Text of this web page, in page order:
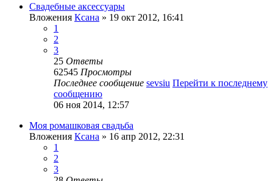
Свадебные аксессуары
Вложения Ксана » 19 окт 2012, 16:41
1
2
3
25 Ответы
62545 Просмотры
Последнее сообщение sevsiu Перейти к последнему
сообщению
06 ноя 2014, 12:57
Моя ромашковая свадьба
Вложения Ксана » 16 апр 2012, 22:31
1
2
3